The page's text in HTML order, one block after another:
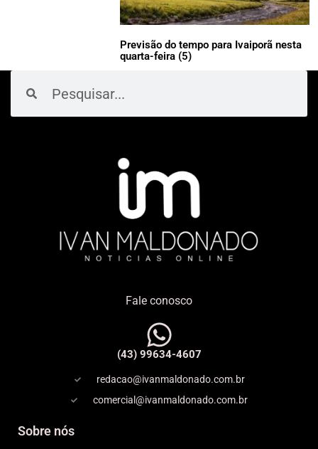
Previsão do tempo para Ivaiporã nesta
quarta-feira (5)
Fale conosco
(43) 99634-4607
redacao@ivanmaldonado.com.br
comercial@ivanmaldonado.com.br
Sobre nós